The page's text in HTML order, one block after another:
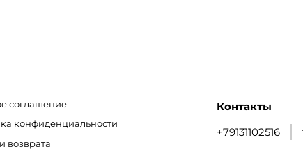
соглашение
конфиденциальности
возврата
Контакты
+79131102516